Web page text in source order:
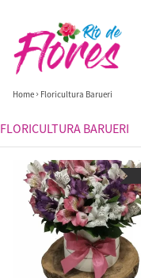
Home Floricultura Barueri
FLORICULTURA BARUERI